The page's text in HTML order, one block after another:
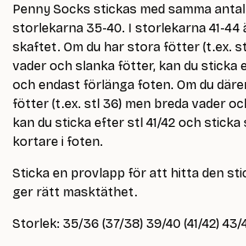
Penny Socks stickas med samma
storlekarna 35-40. I storlekarna 41-44
skaftet. Om du har stora fötter (t.ex.
vader och slanka fötter, kan du sticka
och endast förlänga foten. Om du
fötter (t.ex. stl 36) men breda vader
kan du sticka efter stl 41/42 och sticka
kortare i foten.
Sticka en provlapp för att hitta den
ger rätt masktäthet.
Storlek: 35/36 (37/38) 39/40 (41/42) 43/